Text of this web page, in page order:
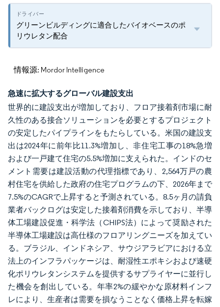
グリーンビルディングに適合したバイオベースのポ
リウレタン配合
情報源: Mordor Intelligence
急速に拡大するグローバル建設支出
世界的に建設支出が増加しており、フロア接着剤市場に耐
久性のある接合ソリューションを必要とするプロジェクト
の安定したパイプラインをもたらしている。米国の建設支
出は2024年に前年比11.3%増加し、非住宅工事の18%急増
および一戸建て住宅の5.5%増加に支えられた。インドのセ
メント需要は建設活動の代理指標であり、2,564万戸の農
村住宅を供給した政府の住宅プログラムの下、2026年まで
7.5%のCAGRで上昇すると予測されている。8.5ヶ月の請負
業者バックログは安定した接着剤消費を示しており、半導
体工場建設促進・科学法（CHIPS法）によって奨励された
半導体工場建設は高仕様のフロアリングニーズを加えてい
る。ブラジル、インドネシア、サウジアラビアにおける立
法上のインフラパッケージは、耐湿性エポキシおよび速硬
化ポリウレタンシステムを提供するサプライヤーに並行し
た機会を創出している。年率2%の緩やかな原材料インフ
レにより、生産者は需要を損なうことなく価格上昇を転嫁